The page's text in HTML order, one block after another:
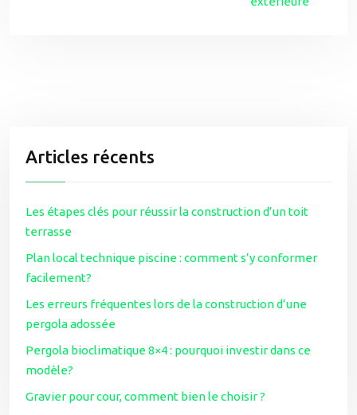
Articles récents
Les étapes clés pour réussir la construction d’un toit
terrasse
Plan local technique piscine : comment s’y conformer
facilement?
Les erreurs fréquentes lors de la construction d’une
pergola adossée
Pergola bioclimatique 8×4 : pourquoi investir dans ce
modèle?
Gravier pour cour, comment bien le choisir ?